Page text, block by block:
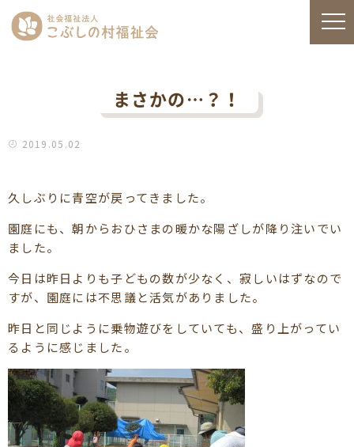
まさかの…？！
2019.05.02
久しぶりに青空が戻ってきました。
園庭にも、朝からおひさまの暖かな陽ざしが降り注いでい
ました。
今日は昨日よりも子どもの数が少なく、寂しいはずなので
すが、園庭には不思議と活気がありました。
昨日と同じように乗物遊びをしていても、盛り上がってい
るように感じました。